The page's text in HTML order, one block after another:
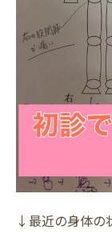
↓最近の身体の